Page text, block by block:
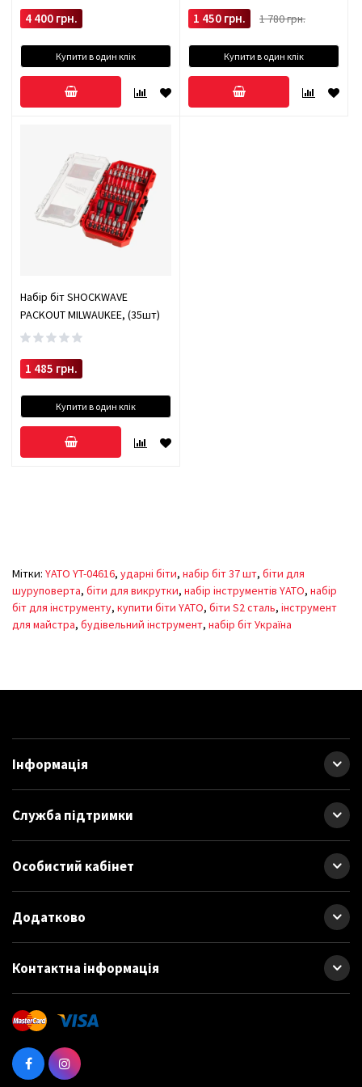
Біти 50 мм – 9 шт
Довгі біти 48 мм – 3 шт (6, 8, 10 мм)
Подовжувач / адаптер 80 мм
Міцний пластиковий кейс
Для автомайстерень
Для будівельно-ремонтних робіт
Для домашнього використання із шуруповертами
Купити набір ударних біт YATO YT-04616
4 400 грн.
Купити в один клік
1 450 грн. 1 780 грн.
Купити в один клік
Набір біт SHOCKWAVE
PACKOUT MILWAUKEE, (35шт)
1 485 грн.
Купити в один клік
Мітки: YATO YT-04616, ударні біти, набір біт 37 шт, біти для
шуруповерта, біти для викрутки, набір інструментів YATO, набір
біт для інструменту, купити біти YATO, біти S2 сталь, інструмент
для майстра, будівельний інструмент, набір біт Україна
Інформація
Служба підтримки
Особистий кабінет
Додатково
Контактна інформація